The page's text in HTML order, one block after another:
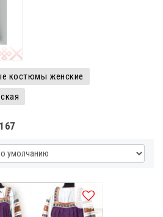
костюмы женские